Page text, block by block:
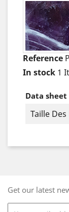
Reference
In stock 1
Data sheet
Taille Des
Get our latest